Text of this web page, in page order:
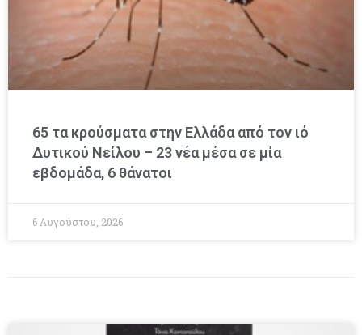
65 τα κρούσματα στην Ελλάδα από τον ιό
Δυτικού Νείλου – 23 νέα μέσα σε μία
εβδομάδα, 6 θάνατοι
6 Αυγούστου, 2026